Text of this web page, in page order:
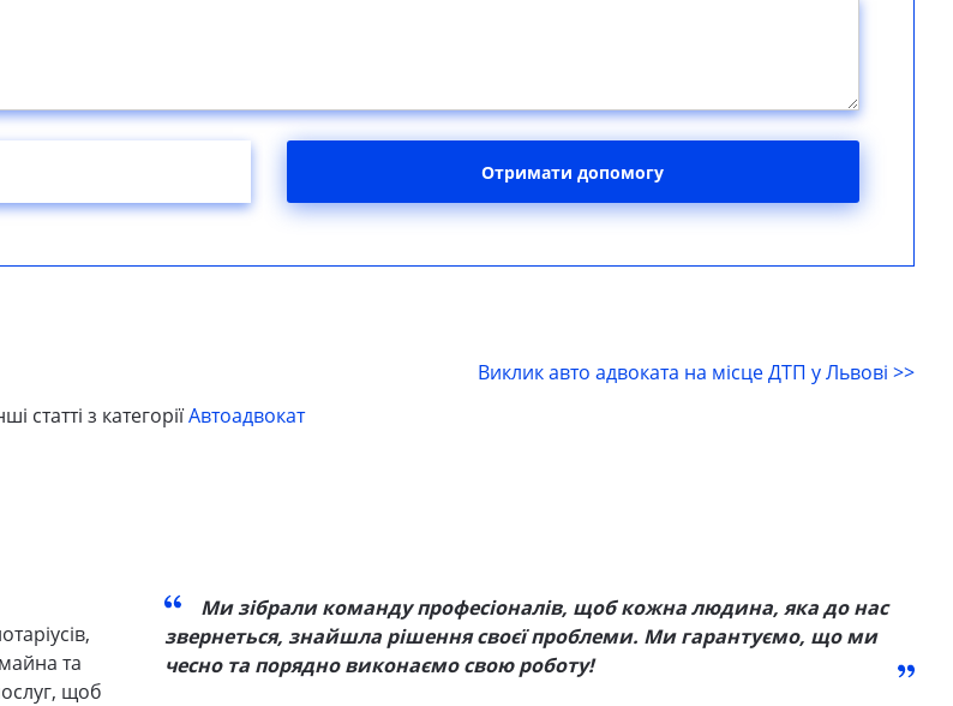
Отримати допомогу
Виклик авто адвоката на місце ДТП у Львові >>
статті з категоріїАвтоадвокат
та
щоб
Ми зібрали команду професіоналів, щоб кожна людина, яка до нас
звернеться, знайшла рішення своєї проблеми. Ми гарантуємо, що ми
чесно та порядно виконаємо свою роботу!